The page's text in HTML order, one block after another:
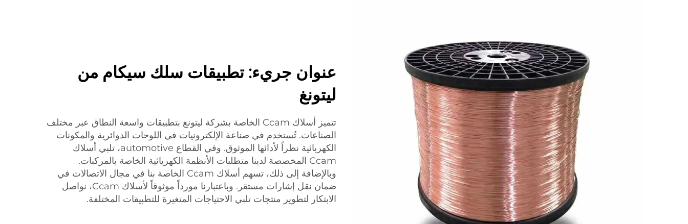
عنوان جريء: تطبيقات سلك سيكام من
ليتونغ
تتميز أسلاك Ccam الخاصة بشركة ليتونغ بتطبيقات واسعة النطاق عبر مختلف
الصناعات. تُستخدم في صناعة الإلكترونيات في اللوحات الدوائرية والمكونات
الكهربائية نظراً لأدائها الموثوق. وفي القطاع automotive، تلبي أسلاك
Ccam المخصصة لدينا متطلبات الأنظمة الكهربائية الخاصة بالمركبات.
وبالإضافة إلى ذلك، تسهم أسلاك Ccam الخاصة بنا في مجال الاتصالات في
ضمان نقل إشارات مستقر. وباعتبارنا مورداً موثوقاً لأسلاك Ccam، نواصل
الابتكار لتطوير منتجات تلبي الاحتياجات المتغيرة للتطبيقات المختلفة.